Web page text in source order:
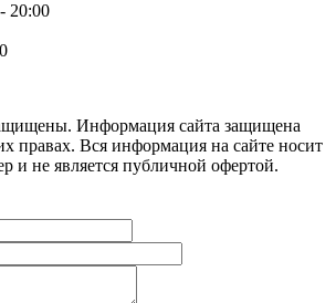
20:00
Информация сайта защищена
правах. Вся информация на сайте носит
и не является публичной офертой.